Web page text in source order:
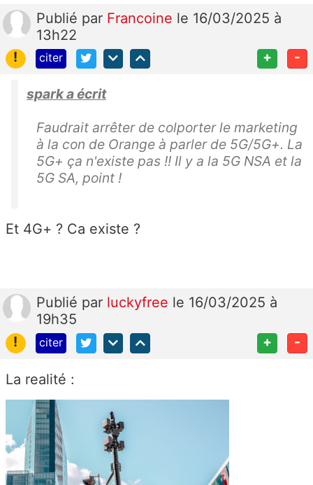
Publié par Francoine le 16/03/2025 à
13h22
!
citer + -
spark a écrit
Faudrait arrêter de colporter le marketing
à la con de Orange à parler de 5G/5G+. La
5G+ ça n'existe pas !! Il y a la 5G NSA et la
5G SA, point !
Et 4G+ ? Ca existe ?
Publié par luckyfree le 16/03/2025 à
19h35
!
citer + -
La realité :